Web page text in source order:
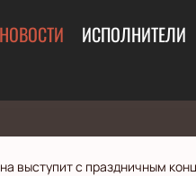
НОВОСТИ ИСПОЛНИТЕЛИ
выступит с праздничным